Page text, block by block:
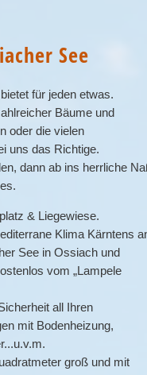
See
für jeden etwas.
Bäume und
oder die vielen
uns das Richtige.
dann ab ins herrliche
& Liegewiese.
Klima Kärntens
See in Ossiach und
vom „Lampele
all Ihren
mit Bodenheizung,
groß und mit